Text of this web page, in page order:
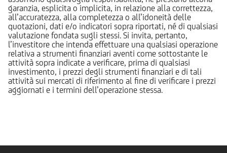
garanzia, esplicita o implicita, in relazione alla correttezza,
all’accuratezza, alla completezza o all’idoneità delle
quotazioni, dati e/o indicatori sopra riportati, né di qualsiasi
valutazione fondata sugli stessi. Si invita, pertanto,
l’investitore che intenda effettuare una qualsiasi operazione
relativa a strumenti finanziari aventi come sottostante le
attività sopra indicate a verificare, prima di qualsiasi
investimento, i prezzi degli strumenti finanziari e di tali
attività sui mercati di riferimento al fine di verificare i prezzi
aggiornati e i termini dell’operazione stessa.